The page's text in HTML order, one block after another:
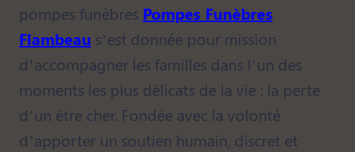
pompes funèbres Pompes Funèbres
Flambeau s’est donnée pour mission
d’accompagner les familles dans l’un des
moments les plus délicats de la vie : la perte
d’un être cher. Fondée avec la volonté
d’apporter un soutien humain, discret et